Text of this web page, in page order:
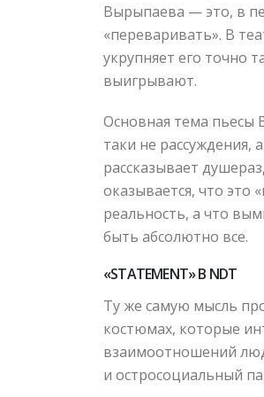
Вырыпаева — это, в
«переваривать». В
укрупняет его точно
выигрывают.
Основная тема пьесы
таки не рассуждения,
рассказывает
оказывается, что это
реальность, а что
быть абсолютно все.
«STATEMENT» В NDT
Ту же самую мысль
костюмах, которые
взаимоотношений
и остросоциальный